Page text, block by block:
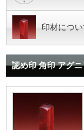
印材につい
認め印 角印 アグ